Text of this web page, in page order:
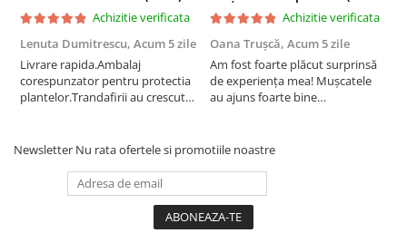
Achizitie verificata
Lenuta Dumitrescu, Acum 5 zile
Livrare rapida.Ambalaj
corespunzator pentru protectia
plantelor.Trandafirii au crescut
Achizitie verificata
Oana Trușcă, Acum 5 zile
Am fost foarte plăcut surprinsă
de experiența mea! Mușcatele
au ajuns foarte bine
transportului. Se vede că au fost
Newsletter Nu rata ofertele si promotiile noastre